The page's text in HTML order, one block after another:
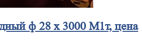
ф 28 х 3000 М1т, цена